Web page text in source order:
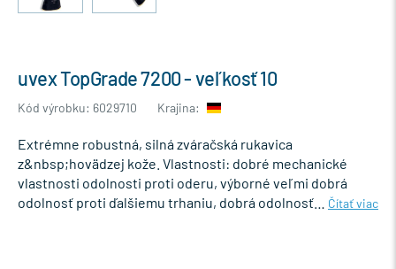
uvex TopGrade 7200 - veľkosť 10
Kód výrobku: 6029710 Krajina:
Extrémne robustná, silná zváračská rukavica
z&nbsp;hovädzej kože. Vlastnosti: dobré mechanické
vlastnosti odolnosti proti oderu, výborné veľmi dobrá
odolnosť proti ďalšiemu trhaniu, dobrá odolnosť…
Čítať viac